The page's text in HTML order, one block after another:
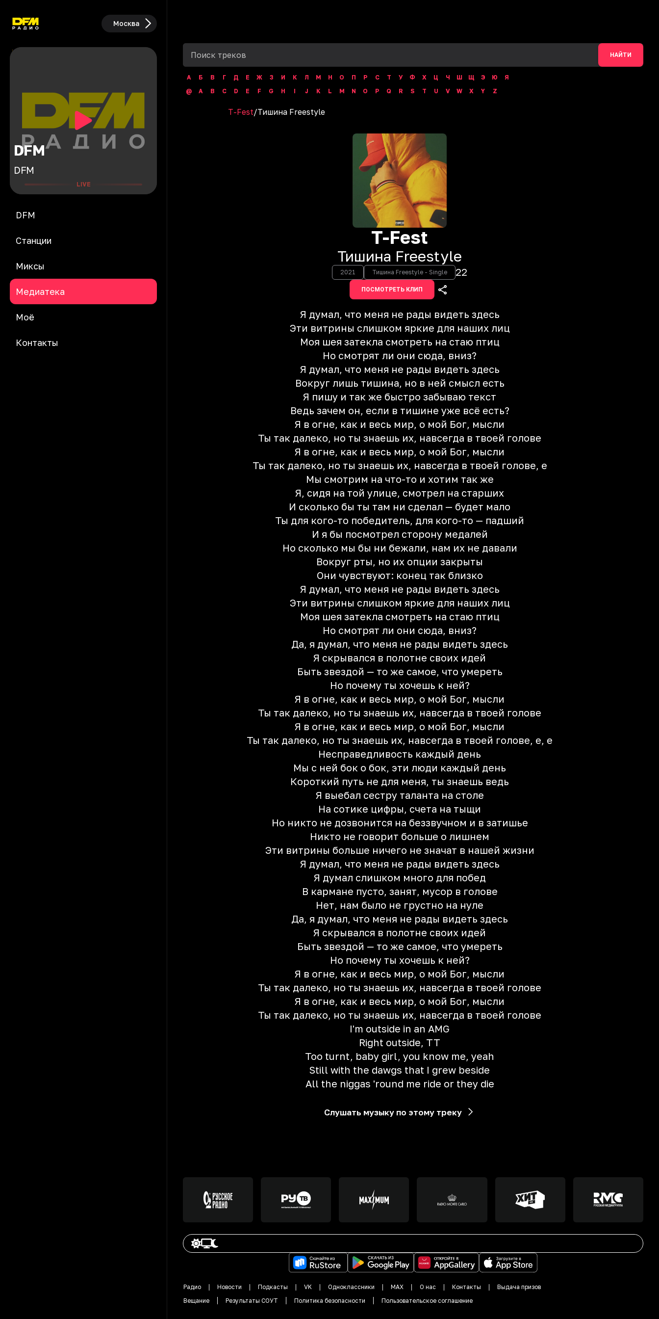
Москва
DFM
DFM
LIVE
DFM
Станции
Миксы
Медиатека
Моё
Контакты
НАЙТИ
А Б В Г Д Е Ж З И К Л М Н О П Р С Т У Ф Х Ц Ч Ш Щ Э Ю
Я
@
A B C D E F G H I J K L M N O P Q R S T U V W X Y Z
T-Fest/Тишина Freestyle
T-Fest
Тишина Freestyle
2021 Тишина Freestyle - Single 22
ПОСМОТРЕТЬ КЛИП
Я думал, что меня не рады видеть здесь
Эти витрины слишком яркие для наших лиц
Моя шея затекла смотреть на стаю птиц
Но смотрят ли они сюда, вниз?
Я думал, что меня не рады видеть здесь
Вокруг лишь тишина, но в ней смысл есть
Я пишу и так же быстро забываю текст
Ведь зачем он, если в тишине уже всё есть?
Я в огне, как и весь мир, о мой Бог, мысли
Ты так далеко, но ты знаешь их, навсегда в твоей голове
Я в огне, как и весь мир, о мой Бог, мысли
Ты так далеко, но ты знаешь их, навсегда в твоей голове, е
Мы смотрим на что-то и хотим так же
Я, сидя на той улице, смотрел на старших
И сколько бы ты там ни сделал — будет мало
Ты для кого-то победитель, для кого-то — падший
И я бы посмотрел сторону медалей
Но сколько мы бы ни бежали, нам их не давали
Вокруг рты, но их опции закрыты
Они чувствуют: конец так близко
Я думал, что меня не рады видеть здесь
Эти витрины слишком яркие для наших лиц
Моя шея затекла смотреть на стаю птиц
Но смотрят ли они сюда, вниз?
Да, я думал, что меня не рады видеть здесь
Я скрывался в полотне своих идей
Быть звездой — то же самое, что умереть
Но почему ты хочешь к ней?
Я в огне, как и весь мир, о мой Бог, мысли
Ты так далеко, но ты знаешь их, навсегда в твоей голове
Я в огне, как и весь мир, о мой Бог, мысли
Ты так далеко, но ты знаешь их, навсегда в твоей голове, е, е
Несправедливость каждый день
Мы с ней бок о бок, эти люди каждый день
Короткий путь не для меня, ты знаешь ведь
Я выебал сестру таланта на столе
На сотике цифры, счета на тыщи
Но никто не дозвонится на беззвучном и в затишье
Никто не говорит больше о лишнем
Эти витрины больше ничего не значат в нашей жизни
Я думал, что меня не рады видеть здесь
Я думал слишком много для побед
В кармане пусто, занят, мусор в голове
Нет, нам было не грустно на нуле
Да, я думал, что меня не рады видеть здесь
Я скрывался в полотне своих идей
Быть звездой — то же самое, что умереть
Но почему ты хочешь к ней?
Я в огне, как и весь мир, о мой Бог, мысли
Ты так далеко, но ты знаешь их, навсегда в твоей голове
Я в огне, как и весь мир, о мой Бог, мысли
Ты так далеко, но ты знаешь их, навсегда в твоей голове
I'm outside in an AMG
Right outside, TT
Too turnt, baby girl, you know me, yeah
Still with the dawgs that I grew beside
All the niggas 'round me ride or they die
Слушать музыку по этому треку
Радио Новости Подкасты VK Одноклассники MAX О нас Контакты
Выдача призов
Вещание
Результаты СОУТ Политика безопасности Пользовательское соглашение